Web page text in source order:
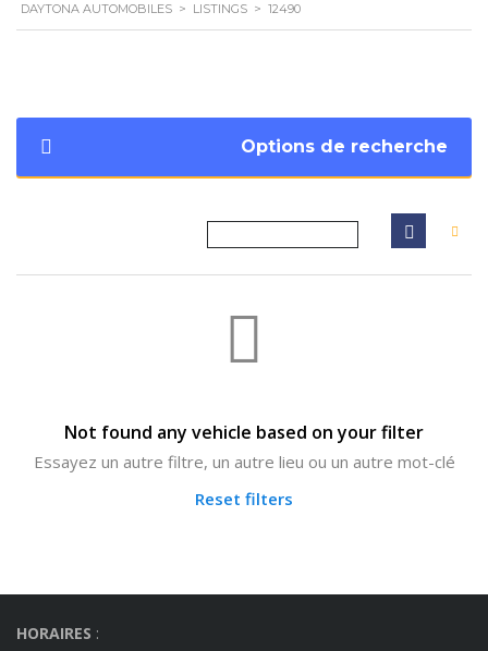
DAYTONA AUTOMOBILES > LISTINGS > 12490
Options de recherche
Not found any vehicle based on your filter
Essayez un autre filtre, un autre lieu ou un autre mot-clé
Reset filters
HORAIRES :